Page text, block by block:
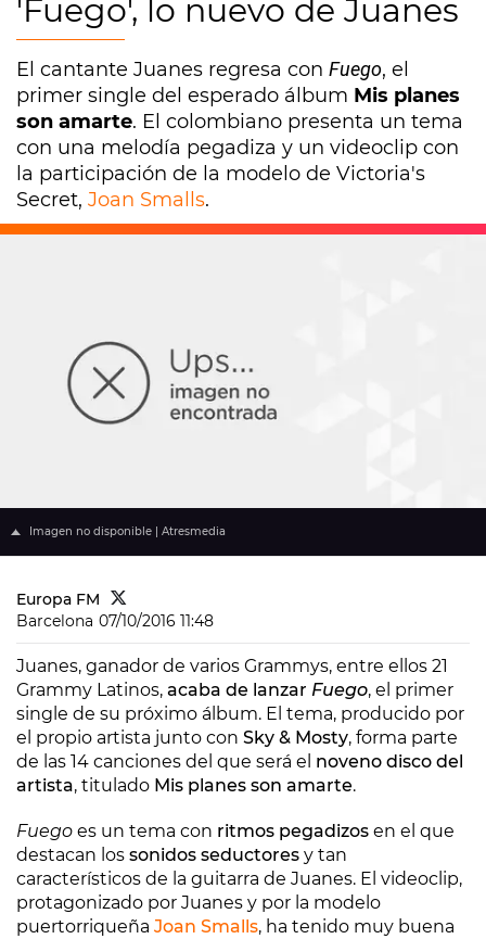
'Fuego', lo nuevo de Juanes
El cantante Juanes regresa con Fuego, el
primer single del esperado álbum Mis planes
son amarte. El colombiano presenta un tema
con una melodía pegadiza y un videoclip con
la participación de la modelo de Victoria's
Secret, Joan Smalls.
Imagen no disponible | Atresmedia
Europa FM
Barcelona 07/10/2016 11:48
Juanes, ganador de varios Grammys, entre ellos 21
Grammy Latinos, acaba de lanzar Fuego, el primer
single de su próximo álbum. El tema, producido por
el propio artista junto con Sky & Mosty, forma parte
de las 14 canciones del que será el noveno disco del
artista, titulado Mis planes son amarte.
Fuego es un tema con ritmos pegadizos en el que
destacan los sonidos seductores y tan
característicos de la guitarra de Juanes. El videoclip,
protagonizado por Juanes y por la modelo
puertorriqueña Joan Smalls, ha tenido muy buena